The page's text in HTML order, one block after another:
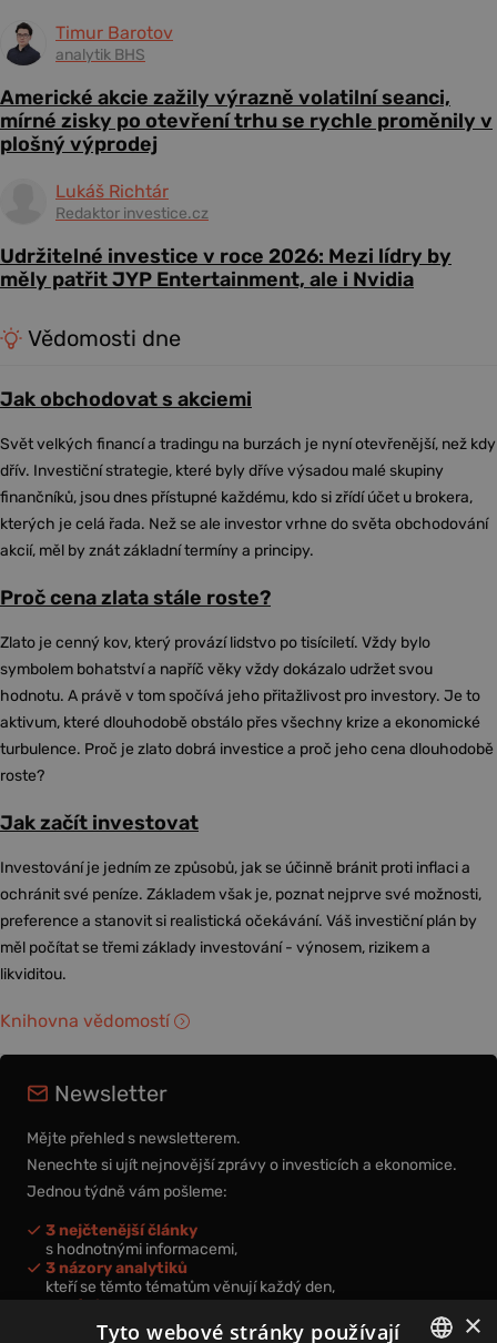
Timur Barotov
analytik BHS
Americké akcie zažily výrazně volatilní seanci,
mírné zisky po otevření trhu se rychle proměnily v
plošný výprodej
Lukáš Richtár
Redaktor investice.cz
Udržitelné investice v roce 2026: Mezi lídry by
měly patřit JYP Entertainment, ale i Nvidia
Vědomosti dne
Jak obchodovat s akciemi
Svět velkých financí a tradingu na burzách je nyní otevřenější, než kdy
dřív. Investiční strategie, které byly dříve výsadou malé skupiny
finančníků, jsou dnes přístupné každému, kdo si zřídí účet u brokera,
kterých je celá řada. Než se ale investor vrhne do světa obchodování
akcií, měl by znát základní termíny a principy.
Proč cena zlata stále roste?
Zlato je cenný kov, který provází lidstvo po tisíciletí. Vždy bylo
symbolem bohatství a napříč věky vždy dokázalo udržet svou
hodnotu. A právě v tom spočívá jeho přitažlivost pro investory. Je to
aktivum, které dlouhodobě obstálo přes všechny krize a ekonomické
turbulence. Proč je zlato dobrá investice a proč jeho cena dlouhodobě
roste?
Jak začít investovat
Investování je jedním ze způsobů, jak se účinně bránit proti inflaci a
ochránit své peníze. Základem však je, poznat nejprve své možnosti,
preference a stanovit si realistická očekávání. Váš investiční plán by
měl počítat se třemi základy investování - výnosem, rizikem a
likviditou.
Knihovna vědomostí
Newsletter
Mějte přehled s newsletterem.
Nenechte si ujít nejnovější zprávy o investicích a ekonomice.
Jednou týdně vám pošleme:
3 nejčtenější články
s hodnotnými informacemi,
3 názory analytiků
kteří se těmto tématům věnují každý den,
nová videa a podcasty
k prohloubení vašich znalostí.
×
Tyto webové stránky používají